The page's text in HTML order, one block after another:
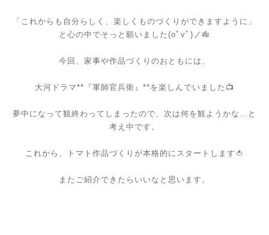
「これからも自分らしく、楽しくものづくりができますように」
と心の中でそっと願いました(oﾟvﾟ)ノ🎋
今回、家事や作品づくりのおともには、
大河ドラマ**『軍師官兵衛』**を楽しんでいました📺
夢中になって観終わってしまったので、次は何を観ようかな…と
考え中です。
これから、トマト作品づくりが本格的にスタートします🍅
またご紹介できたらいいなと思います。